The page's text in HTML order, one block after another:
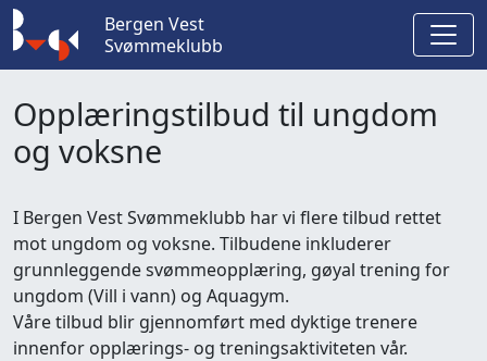
Bergen Vest
Svømmeklubb
Opplæringstilbud til ungdom
og voksne
I Bergen Vest Svømmeklubb har vi flere tilbud rettet
mot ungdom og voksne. Tilbudene inkluderer
grunnleggende svømmeopplæring, gøyal trening for
ungdom (Vill i vann) og Aquagym.
Våre tilbud blir gjennomført med dyktige trenere
innenfor opplærings- og treningsaktiviteten vår.